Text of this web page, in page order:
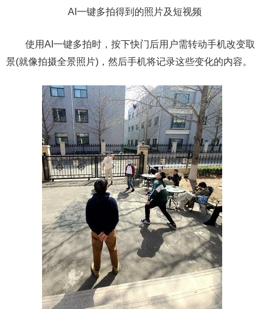
AI一键多拍得到的照片及短视频
使用AI一键多拍时，按下快门后用户需转动手机改变取
景(就像拍摄全景照片)，然后手机将记录这些变化的内容。